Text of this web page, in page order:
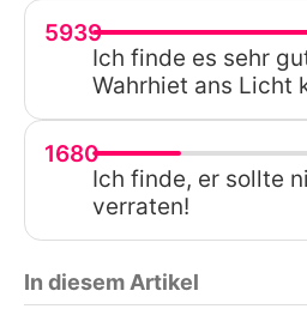
5939
Ich finde es sehr
Wahrhiet ans Licht
1680
Ich finde, er sollte
verraten!
In diesem Artikel